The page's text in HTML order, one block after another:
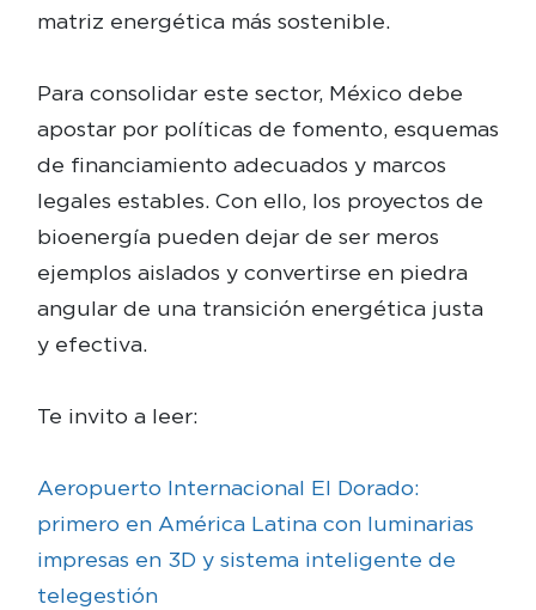
matriz energética más sostenible.
Para consolidar este sector, México debe
apostar por políticas de fomento, esquemas
de financiamiento adecuados y marcos
legales estables. Con ello, los proyectos de
bioenergía pueden dejar de ser meros
ejemplos aislados y convertirse en piedra
angular de una transición energética justa
y efectiva.
Te invito a leer:
Aeropuerto Internacional El Dorado:
primero en América Latina con luminarias
impresas en 3D y sistema inteligente de
telegestión